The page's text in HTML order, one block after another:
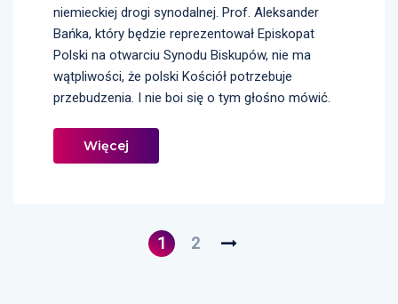
niemieckiej drogi synodalnej. Prof. Aleksander
Bańka, który będzie reprezentował Episkopat
Polski na otwarciu Synodu Biskupów, nie ma
wątpliwości, że polski Kościół potrzebuje
przebudzenia. I nie boi się o tym głośno mówić.
Więcej
1 2